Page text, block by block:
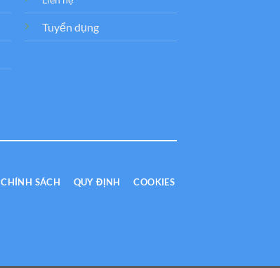
Tuyển dụng
CHÍNH SÁCH QUY ĐỊNH COOKIES